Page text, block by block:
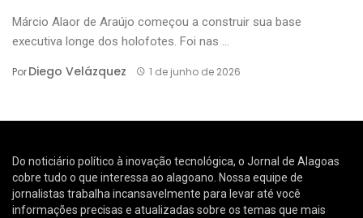
Márcio Alaor de Araújo começou a construir sua base
executiva longe dos holofotes. Foi nas ...
PorDiego Velázquez 1 de junho de 2026
Do noticiário político à inovação tecnológica, o Jornal de Alagoas
cobre tudo o que interessa ao alagoano. Nossa equipe de
jornalistas trabalha incansavelmente para levar até você
informações precisas e atualizadas sobre os temas que mais